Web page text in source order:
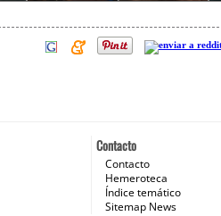
Contacto
Contacto
Hemeroteca
Índice temático
Sitemap News